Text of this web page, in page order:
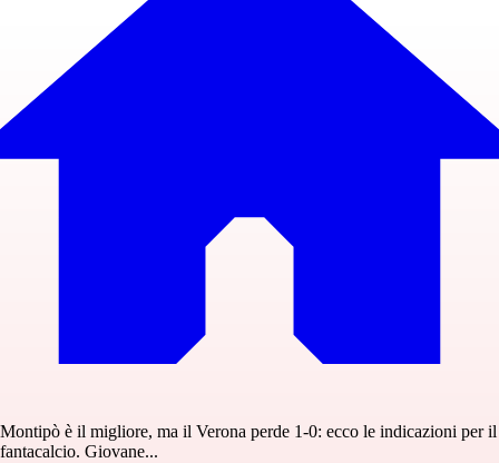
Montipò è il migliore, ma il Verona perde 1-0: ecco le indicazioni per il
fantacalcio. Giovane...